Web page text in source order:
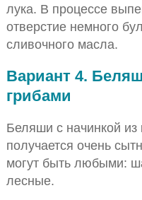
лука. В процессе
отверстие немного
сливочного масла.
Вариант 4.
грибами
Беляши с начинкой из
получается очень
могут быть любыми:
лесные.